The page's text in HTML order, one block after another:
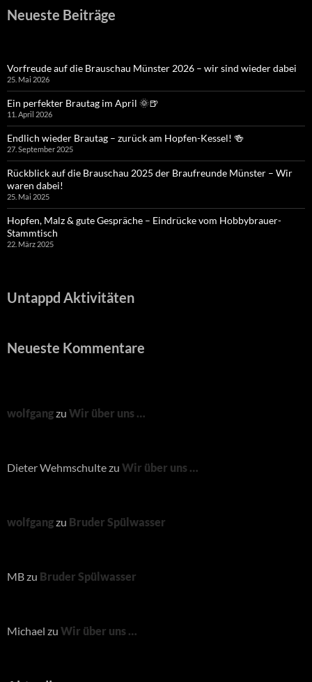
Neueste Beiträge
Vorfreude auf die Brauschau Münster 2026 – wir sind wieder dabei
25. Mai 2026
Ein perfekter Brautag im April 🌞🍺
11. April 2026
Endlich wieder Brautag – zurück am Hopfen-Kessel! 🍻
27. September 2025
Rückblick auf die Brauschau 2025 der Braufreunde Münster – Wir
waren dabei!
25. Mai 2025
Hopfen, Malz & gute Gespräche – Eindrücke vom Hobbybrauer-
Stammtisch
22. März 2025
Untappd Aktivitäten
Neueste Kommentare
wolfgangzu Wir über uns …
Dieter Wehmschultezu Wir über uns …
wolfgangzu Bruder Spülwasser
MBzu Bruder Spülwasser
Michael zu Wir über uns …